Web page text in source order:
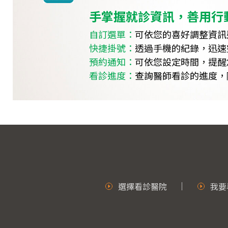
手掌握就診資訊，善用
自訂選單： 可依您的喜好調整資
快捷掛號： 透過手機的紀錄，迅
預約通知： 可依您設定時間，提
看診進度： 查詢醫師看診的進度
選擇看診醫院 我